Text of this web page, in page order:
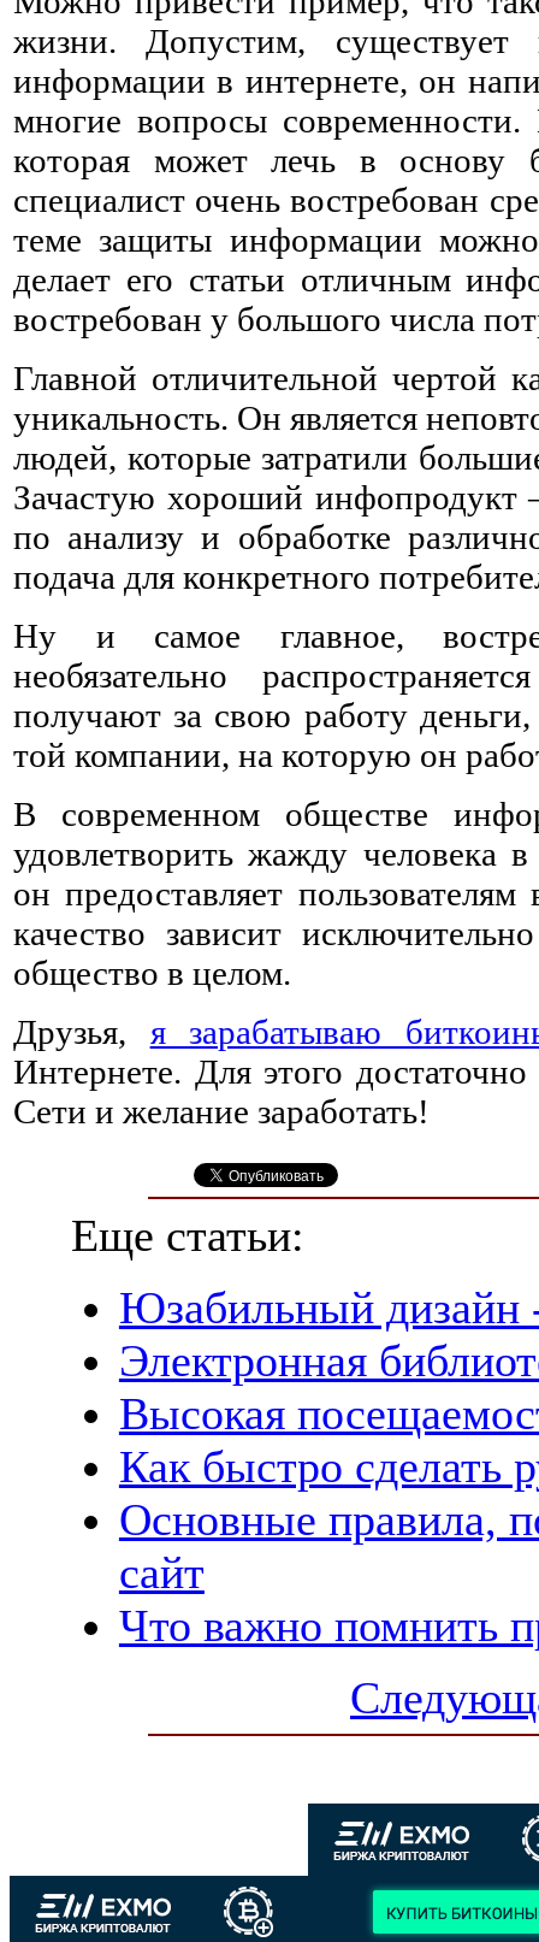
жизни. Допустим,
информации в интернете, он
многие вопросы
которая может лечь в основу
специалист очень востребован
теме защиты информации можно
делает его статьи отличным
востребован у большого числа
Главной отличительной чертой
уникальность. Он является
людей, которые затратили
Зачастую хороший инфопродукт
по анализу и обработке
подача для конкретного
Ну и самое главное,
необязательно
получают за свою работу
той компании, на которую он
В современном обществе
удовлетворить жажду человека
он предоставляет
качество зависит
общество в целом.
Друзья, я зарабатываю
Интернете. Для этого
Сети и желание заработать!
Еще статьи:
Юзабильный дизайн
Электронная
Высокая
Как быстро сделать
Основные правила,
сайт
Что важно помнить